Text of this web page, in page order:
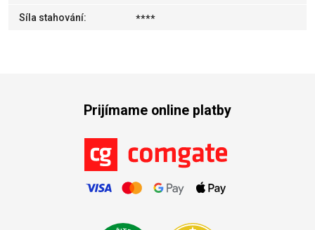
Síla stahování: ****
Prijímame online platby